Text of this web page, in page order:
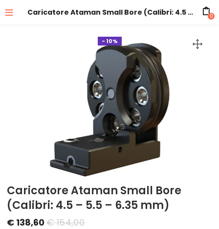
Caricatore Ataman Small Bore (Calibri: 4.5 – 5.5 – 6.35 mm) 0
- 10%
Caricatore Ataman Small Bore
(Calibri: 4.5 – 5.5 – 6.35 mm)
€ 138,60Il€154,00Il